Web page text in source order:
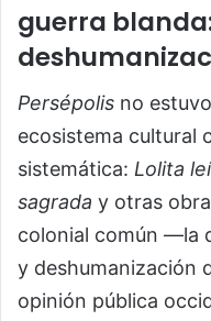
guerra
Persépolis no
ecosistema cultural
sistemática: Lolita
sagrada y otras
colonial común —la
y deshumanización
opinión pública